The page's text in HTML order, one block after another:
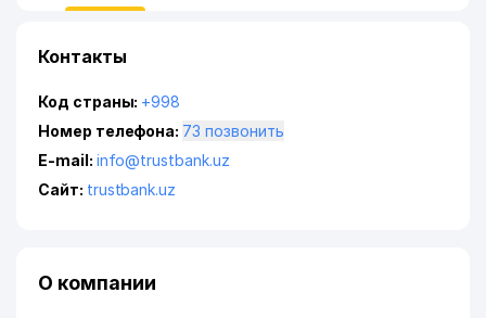
Контакты
Код страны: +998
Номер телефона:
73 позвонить
E-mail: info@trustbank.uz
Сайт: trustbank.uz
О компании